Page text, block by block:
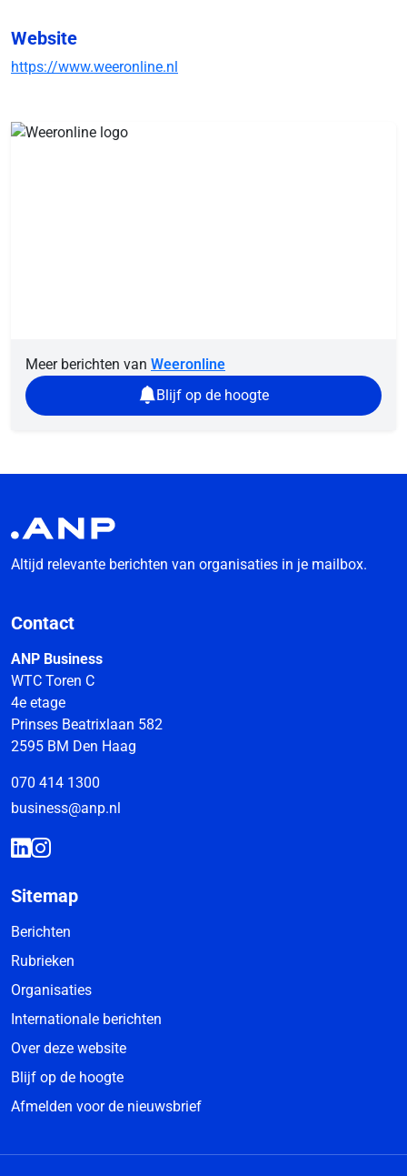
Website
https://www.weeronline.nl
Meer berichten van Weeronline
Blijf op de hoogte
Altijd relevante berichten van organisaties in je mailbox.
Contact
ANP Business
WTC Toren C
4e etage
Prinses Beatrixlaan 582
2595 BM Den Haag
070 414 1300
business@anp.nl
Sitemap
Berichten
Rubrieken
Organisaties
Internationale berichten
Over deze website
Blijf op de hoogte
Afmelden voor de nieuwsbrief